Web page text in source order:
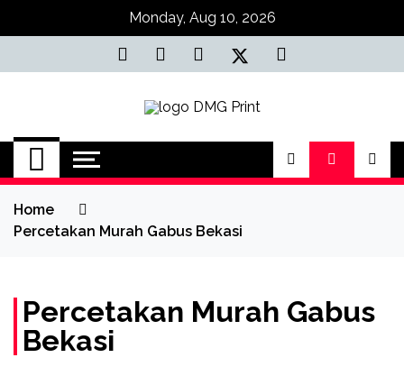
Monday, Aug 10, 2026
Jasa Cetak Online
DMG Printing
Home
Percetakan Murah Gabus Bekasi
Percetakan Murah Gabus
Bekasi